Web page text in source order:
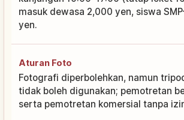
masuk dewasa 2,000 yen, siswa
yen.
Aturan Foto
Fotografi diperbolehkan, namun
tidak boleh digunakan; pemotretan
serta pemotretan komersial tanpa